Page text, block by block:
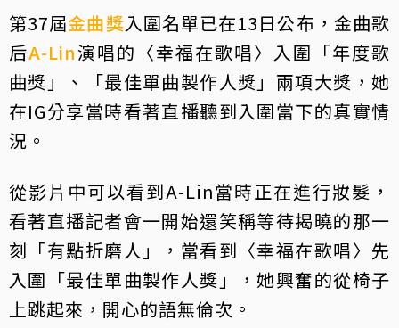
第37屆金曲獎入圍名單已在13日公布，金曲歌
后A-Lin演唱的〈幸福在歌唱〉入圍「年度歌
曲獎」、「最佳單曲製作人獎」兩項大獎，她
在IG分享當時看著直播聽到入圍當下的真實情
況。
從影片中可以看到A-Lin當時正在進行妝髮，
看著直播記者會一開始還笑稱等待揭曉的那一
刻「有點折磨人」，當看到〈幸福在歌唱〉先
入圍「最佳單曲製作人獎」，她興奮的從椅子
上跳起來，開心的語無倫次。